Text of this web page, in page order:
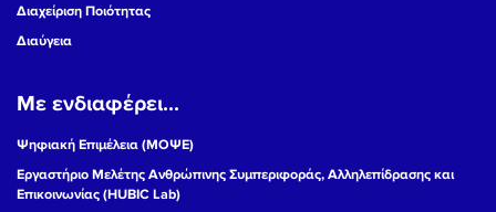
Διαχείριση Ποιότητας
Διαύγεια
Με ενδιαφέρει...
Ψηφιακή Επιμέλεια (ΜΟΨΕ)
Εργαστήριο Μελέτης Ανθρώπινης Συμπεριφοράς, Αλληλεπίδρασης και
Επικοινωνίας (HUBIC Lab)